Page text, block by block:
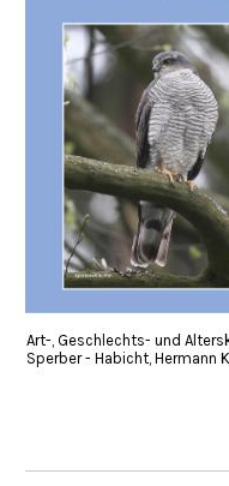
Art-, Geschlechts- und
Sperber - Habicht, Hermann